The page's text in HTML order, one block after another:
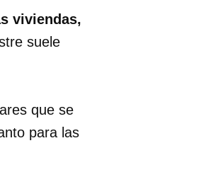
viviendas,
suele
que se
para las